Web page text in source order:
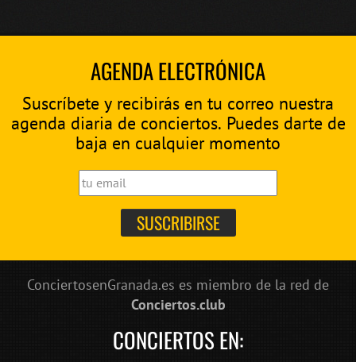
AGENDA ELECTRÓNICA
Suscríbete y recibirás en tu correo nuestra
agenda diaria de conciertos. Puedes darte de
baja en cualquier momento
ConciertosenGranada.es es miembro de la red de
Conciertos.club
CONCIERTOS EN: